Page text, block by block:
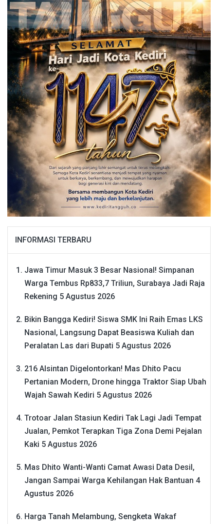
INFORMASI TERBARU
Jawa Timur Masuk 3 Besar Nasional! Simpanan
Warga Tembus Rp833,7 Triliun, Surabaya Jadi Raja
Rekening 5 Agustus 2026
Bikin Bangga Kediri! Siswa SMK Ini Raih Emas LKS
Nasional, Langsung Dapat Beasiswa Kuliah dan
Peralatan Las dari Bupati 5 Agustus 2026
216 Alsintan Digelontorkan! Mas Dhito Pacu
Pertanian Modern, Drone hingga Traktor Siap Ubah
Wajah Sawah Kediri 5 Agustus 2026
Trotoar Jalan Stasiun Kediri Tak Lagi Jadi Tempat
Jualan, Pemkot Terapkan Tiga Zona Demi Pejalan
Kaki 5 Agustus 2026
Mas Dhito Wanti-Wanti Camat Awasi Data Desil,
Jangan Sampai Warga Kehilangan Hak Bantuan 4
Agustus 2026
Harga Tanah Melambung, Sengketa Wakaf